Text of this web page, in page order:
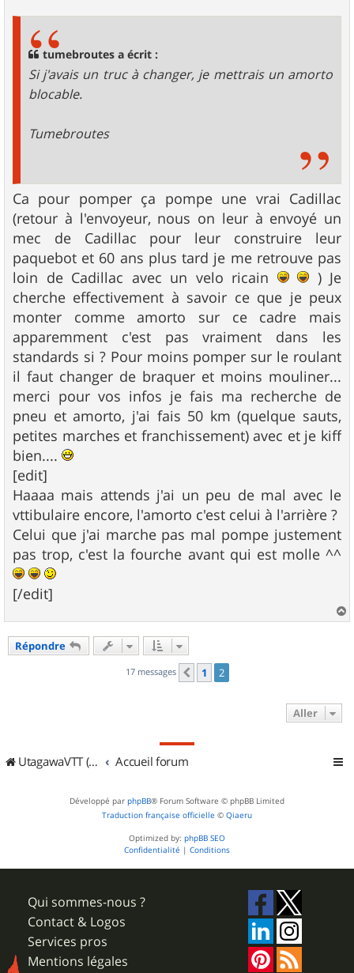
tumebroutes a écrit :
Si j'avais un truc à changer, je mettrais un amorto
blocable.
Tumebroutes
Ca pour pomper ça pompe une vrai Cadillac
(retour à l'envoyeur, nous on leur à envoyé un
mec de Cadillac pour leur construire leur
paquebot et 60 ans plus tard je me retrouve pas
loin de Cadillac avec un velo ricain
) Je
cherche effectivement à savoir ce que je peux
monter comme amorto sur ce cadre mais
apparemment c'est pas vraiment dans les
standards si ? Pour moins pomper sur le roulant
il faut changer de braquer et moins mouliner...
merci pour vos infos je fais ma recherche de
pneu et amorto, j'ai fais 50 km (quelque sauts,
petites marches et franchissement) avec et je kiff
bien....
[edit]
Haaaa mais attends j'ai un peu de mal avec le
vttibulaire encore, l'amorto c'est celui à l'arrière ?
Celui que j'ai marche pas mal pompe justement
pas trop, c'est la fourche avant qui est molle ^^
[/edit]
a
Répondre
17 messages Précédent
1 2
Aller
UtagawaVTT (Randos VTT et VTTAE avec traces GPS) Accueil forum
Développé par phpBB® Forum Software © phpBB Limited
Traduction française officielle © Qiaeru
Optimized by: phpBB SEO
Confidentialité | Conditions
Qui sommes-nous ?
Contact & Logos
Services pros
Mentions légales